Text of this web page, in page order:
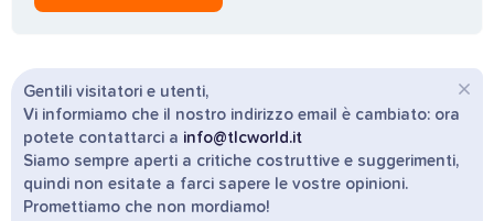
Gentili visitatori e utenti,
Vi informiamo che il nostro indirizzo email è cambiato: ora
potete contattarci a info@tlcworld.it
Siamo sempre aperti a critiche costruttive e suggerimenti,
quindi non esitate a farci sapere le vostre opinioni.
Promettiamo che non mordiamo!